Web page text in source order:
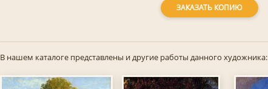
ЗАКАЗАТЬ КОПИЮ
В нашем каталоге представлены и другие работы данного художника: